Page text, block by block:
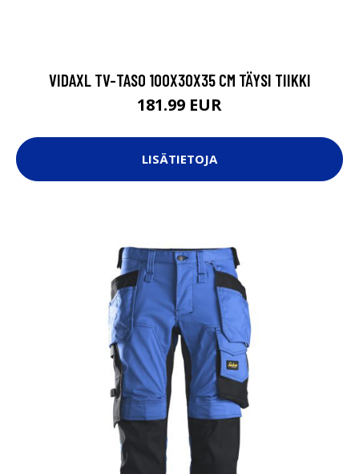
VIDAXL TV-TASO 100X30X35 CM TÄYSI TIIKKI
181.99 EUR
LISÄTIETOJA